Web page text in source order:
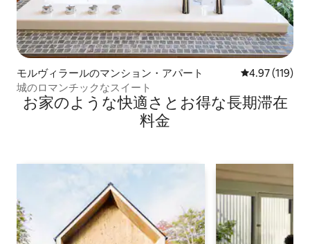
モルヴィラールのマンション・アパート レビュー119
4.97 (119)
城のロマンチックなスイート
お家のような快⁠適⁠さ⁠とお⁠得⁠な長⁠期⁠滞⁠在
料⁠金